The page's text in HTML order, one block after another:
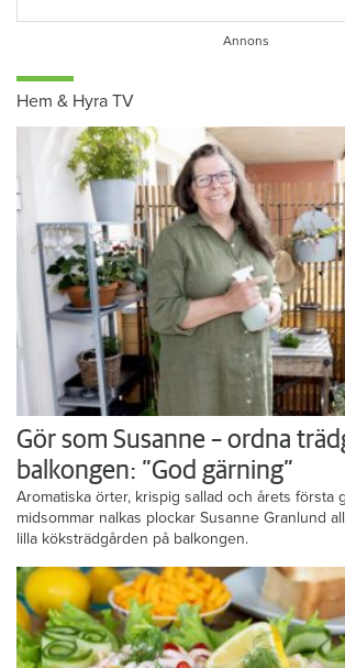
Hem & Hyra TV
Gör som Susanne – ordna
balkongen: ”God gärning”
Aromatiska örter, krispig sallad och årets första
midsommar nalkas plockar Susanne Granlund
lilla köksträdgården på balkongen.